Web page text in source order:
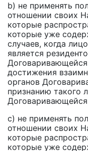
b) не применять
отношении своих
которые
которые уже
случаев, когда
является
достижения
органов
признанию такого
c) не применять
отношении своих
которые
которые уже